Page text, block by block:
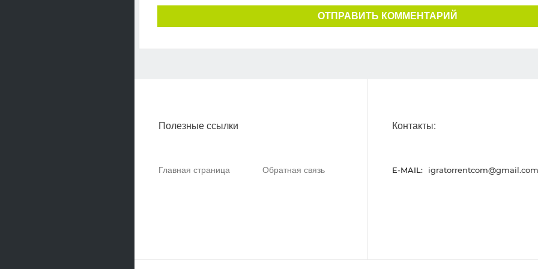
ОТПРАВИТЬ КОММЕНТАРИЙ
Полезные ссылки
Главная страница Обратная связь
Контакты:
E-MAIL: